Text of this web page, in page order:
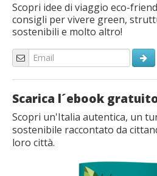
Scopri idee di viaggio eco-
consigli per vivere green,
sostenibili e molto altro!
Scarica l´ebook
Scopri un'Italia autentica, un
sostenibile raccontato da
loro città.